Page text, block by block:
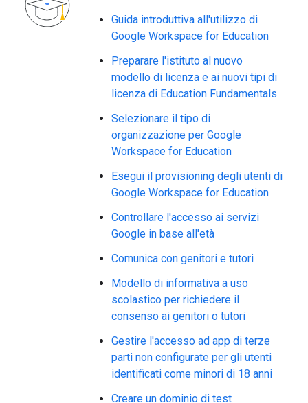
Guida introduttiva all'utilizzo di
Google Workspace for Education
Preparare l'istituto al nuovo
modello di licenza e ai nuovi tipi di
licenza di Education Fundamentals
Selezionare il tipo di
organizzazione per Google
Workspace for Education
Esegui il provisioning degli utenti di
Google Workspace for Education
Controllare l'accesso ai servizi
Google in base all'età
Comunica con genitori e tutori
Modello di informativa a uso
scolastico per richiedere il
consenso ai genitori o tutori
Gestire l'accesso ad app di terze
parti non configurate per gli utenti
identificati come minori di 18 anni
Creare un dominio di test